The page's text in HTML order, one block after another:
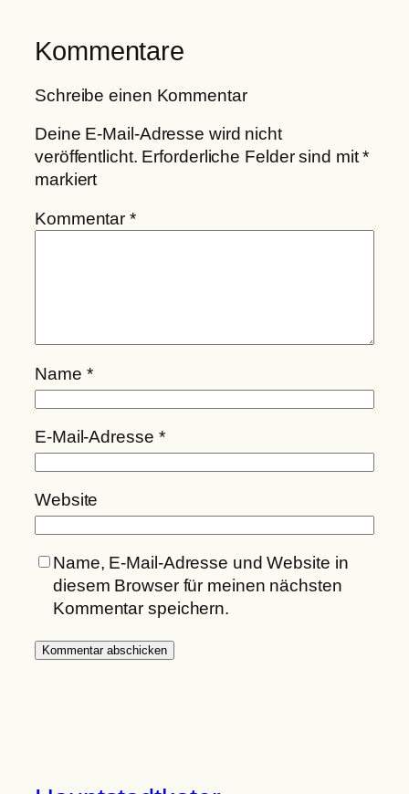
Kommentare
Schreibe einen Kommentar
Deine E-Mail-Adresse wird nicht
veröffentlicht. Erforderliche Felder sind mit*
markiert
Kommentar*
Name *
E-Mail-Adresse *
Website
Name, E-Mail-Adresse und Website in
diesem Browser für meinen nächsten
Kommentar speichern.